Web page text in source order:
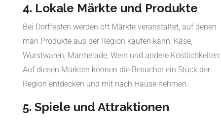
4. Lokale Märkte und Produkte
Bei Dorffesten werden oft Märkte veranstaltet, auf denen
man Produkte aus der Region kaufen kann: Käse,
Wurstwaren, Marmelade, Wein und andere Köstlichkeiten.
Auf diesen Märkten können die Besucher ein Stück der
Region entdecken und mit nach Hause nehmen.
5. Spiele und Attraktionen